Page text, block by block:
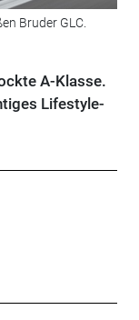
Bruder GLC.
A-Klasse.
Lifestyle-